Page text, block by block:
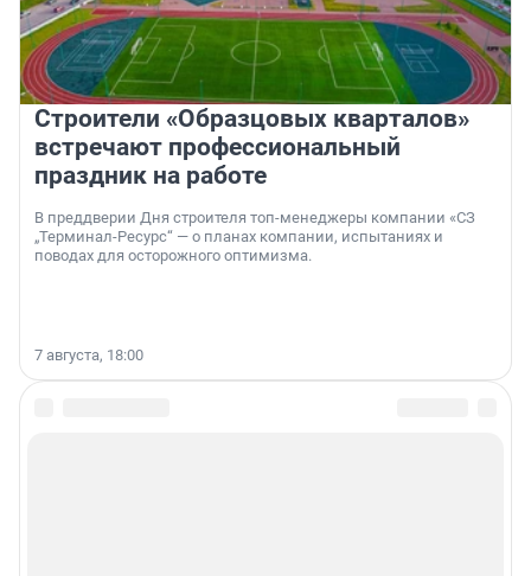
Строители «Образцовых кварталов»
встречают профессиональный
праздник на работе
В преддверии Дня строителя топ-менеджеры компании «СЗ
„Терминал-Ресурс“ — о планах компании, испытаниях и
поводах для осторожного оптимизма.
7 августа, 18:00